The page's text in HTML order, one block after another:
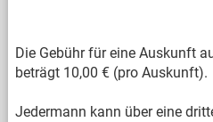
Die Gebühr für eine Auskunft
beträgt 10,00 € (pro Auskunft).
Jedermann kann über eine